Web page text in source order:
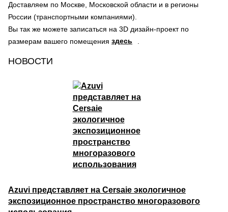
Доставляем по Москве, Московской области и в регионы
России (транспортными компаниями).
Вы так же можете записаться на 3D дизайн-проект по
размерам вашего помещения здесь
НОВОСТИ
Azuvi представляет на Cersaie экологичное
экспозиционное пространство многоразового